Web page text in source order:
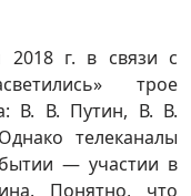
2018 г. в связи с
трое
В. В. Путин, В. В.
телеканалы
— участии в
Понятно, что